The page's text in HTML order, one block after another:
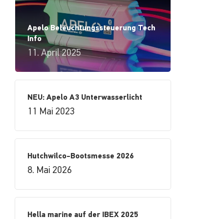
Apelo Beleuchtungssteuerung Tech
Info
11. April 2025
NEU: Apelo A3 Unterwasserlicht
11 Mai 2023
Hutchwilco-Bootsmesse 2026
8. Mai 2026
Hella marine auf der IBEX 2025